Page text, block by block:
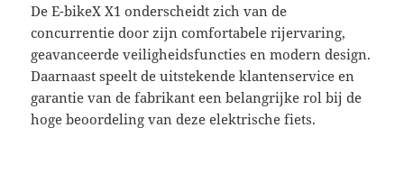
De E-bikeX X1 onderscheidt zich van de
concurrentie door zijn comfortabele rijervaring,
geavanceerde veiligheidsfuncties en modern design.
Daarnaast speelt de uitstekende klantenservice en
garantie van de fabrikant een belangrijke rol bij de
hoge beoordeling van deze elektrische fiets.